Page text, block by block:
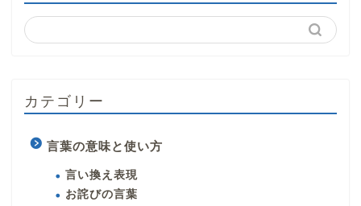
カテゴリー
言葉の意味と使い方
言い換え表現
お詫びの言葉